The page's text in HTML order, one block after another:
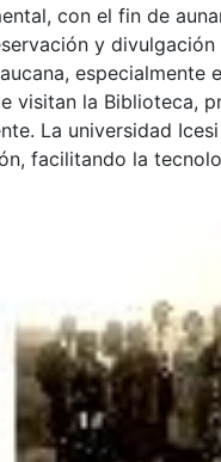
con el fin de
y
especialmente
visitan la Biblioteca,
La universidad
facilitando la